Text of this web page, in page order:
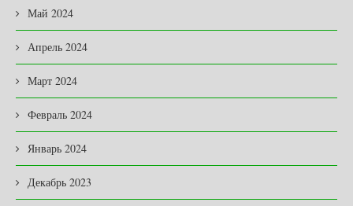
Май 2024
Апрель 2024
Март 2024
Февраль 2024
Январь 2024
Декабрь 2023